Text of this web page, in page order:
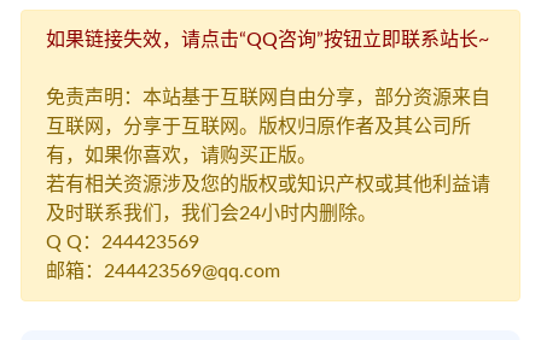
如果链接失效，请点击“QQ咨询”按钮立即联系站长~
免责声明：本站基于互联网自由分享，部分资源来自
互联网，分享于互联网。版权归原作者及其公司所
有，如果你喜欢，请购买正版。
若有相关资源涉及您的版权或知识产权或其他利益请
及时联系我们，我们会24小时内删除。
Q Q：244423569
邮箱：244423569@qq.com